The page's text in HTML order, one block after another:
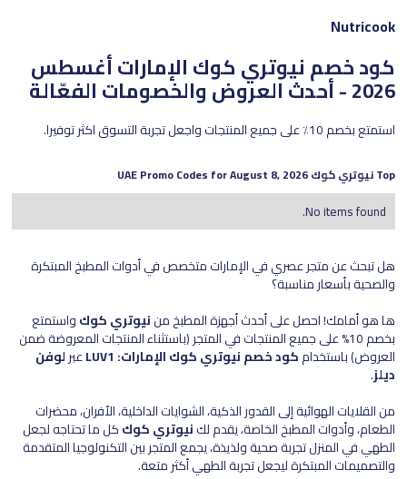
Nutricook
كود خصم نيوتري كوك الإماراتأغسطس
2026 - أحدث العروض والخصومات الفعّالة
استمتع بخصم 10٪ على جميع المنتجات واجعل تجربة التسوق اكثر توفيرا.
Topنيوتري كوكUAE Promo Codes for
August 8, 2026
No items found.
هل تبحث عن متجر عصري في الإمارات متخصص في أدوات المطبخ المبتكرة
والصحية بأسعار مناسبة؟
ها هو أمامك! احصل على أحدث أجهزة المطبخ مننيوتري كوكواستمتع
بخصم 10% على جميع المنتجات في المتجر (باستثناء المنتجات المعروضة ضمن
العروض) باستخدامكود خصم نيوتري كوك الإمارات: LUV1 عبرلوفن
ديلز.
من القلايات الهوائية إلى القدور الذكية، الشوايات الداخلية، الأفران، محضرات
الطعام، وأدوات المطبخ الخاصة، يقدم لكنيوتري كوككل ما تحتاجه لجعل
الطهي في المنزل تجربة صحية ولذيذة، يجمع المتجر بين التكنولوجيا المتقدمة
والتصميمات المبتكرة ليجعل تجربة الطهي أكثر متعة.